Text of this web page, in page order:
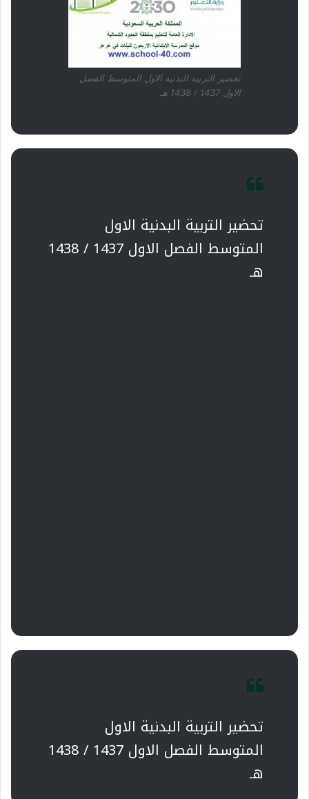
تحضير التربية البدنية الاول المتوسط الفصل
الاول 1437 / 1438 هـ
تحضير التربية البدنية الاول
المتوسط الفصل الاول 1437 / 1438
هـ
تحضير التربية البدنية الاول
المتوسط الفصل الاول 1437 / 1438
هـ